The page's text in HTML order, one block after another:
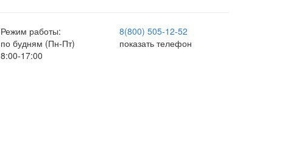
Режим работы:
по будням (Пн-Пт)
8:00-17:00
8(800) 505-12-52
показать телефон